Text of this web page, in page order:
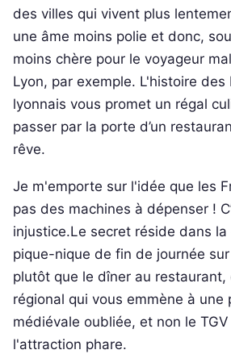
des villes qui vivent plus
une âme moins polie et donc,
moins chère pour le voyageur
Lyon, par exemple. L'histoire des
lyonnais vous promet un régal
passer par la porte d’un
rêve.
Je m'emporte sur l'idée que les
pas des machines à dépenser !
injustice.Le secret réside dans
pique-nique de fin de journée
plutôt que le dîner au restaurant,
régional qui vous emmène à une
médiévale oubliée, et non le
l'attraction phare.